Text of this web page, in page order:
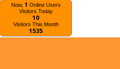
Now, 1 Online Users
Visitors Today
10
Visitors This Month
1535